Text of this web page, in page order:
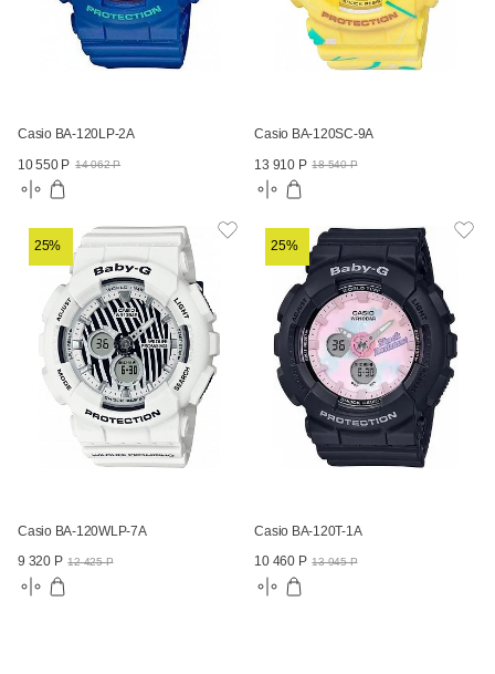
Casio BA-120LP-2A
10 550 Р 14 062 Р
Casio BA-120SC-9A
13 910 Р 18 540 Р
25%
Casio BA-120WLP-7A
9 320 Р 12 425 Р
25%
Casio BA-120T-1A
10 460 Р 13 945 Р